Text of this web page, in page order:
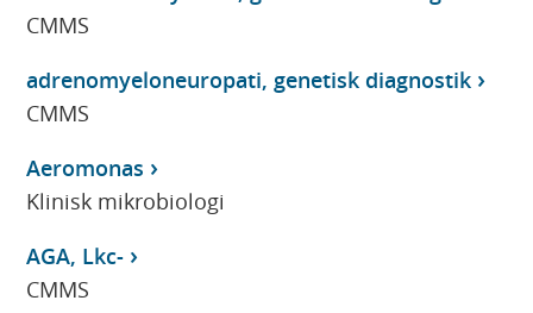
CMMS
adrenomyeloneuropati, genetisk diagnostik
CMMS
Aeromonas
Klinisk mikrobiologi
AGA, Lkc-
CMMS